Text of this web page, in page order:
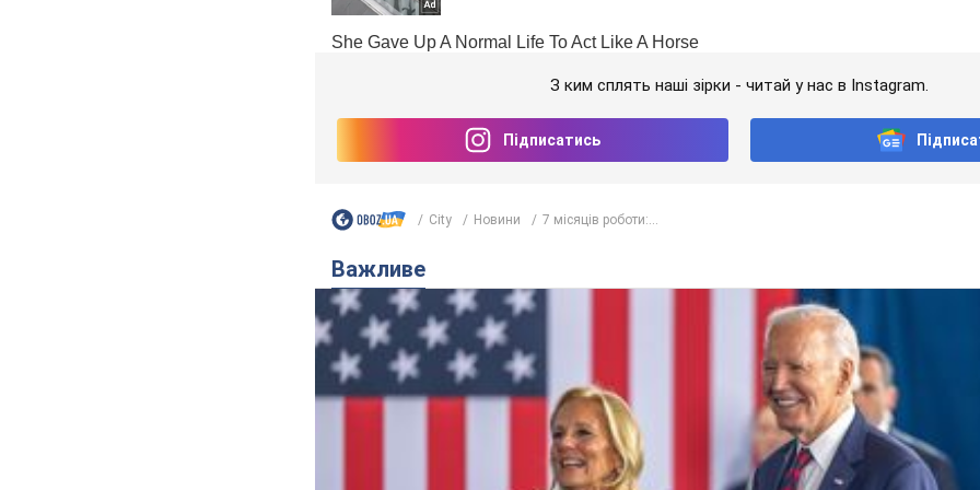
З ким сплять наші зірки - читай у нас в Instagram.
Підписатись
City Новини 7 місяців роботи:...
Важливе